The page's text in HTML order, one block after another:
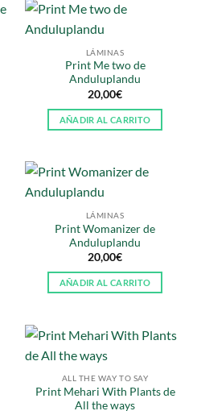
LÁMINAS
Print Me two de
Anduluplandu
20,00€
AÑADIR AL CARRITO
LÁMINAS
Print Womanizer de
Anduluplandu
20,00€
AÑADIR AL CARRITO
ALL THE WAY TO SAY
Print Mehari With Plants de
All the ways